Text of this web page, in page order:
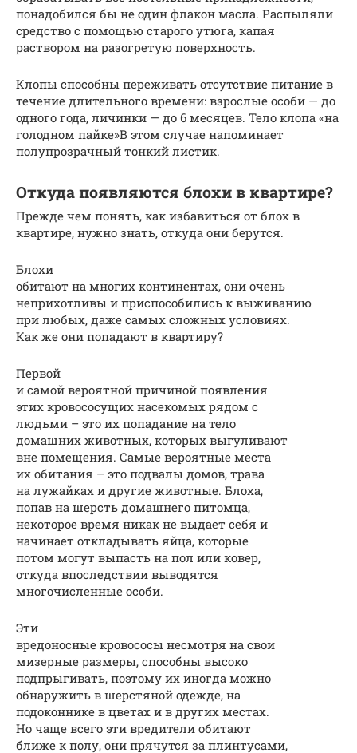
понадобился бы не один флакон масла. Распыляли
средство с помощью старого утюга, капая
раствором на разогретую поверхность.
Клопы способны переживать отсутствие питание в
течение длительного времени: взрослые особи — до
одного года, личинки — до 6 месяцев. Тело клопа «на
голодном пайке»В этом случае напоминает
полупрозрачный тонкий листик.
Откуда появляются блохи в квартире?
Прежде чем понять, как избавиться от блох в
квартире, нужно знать, откуда они берутся.
Блохи
обитают на многих континентах, они очень
неприхотливы и приспособились к выживанию
при любых, даже самых сложных условиях.
Как же они попадают в квартиру?
Первой
и самой вероятной причиной появления
этих кровососущих насекомых рядом с
людьми – это их попадание на тело
домашних животных, которых выгуливают
вне помещения. Самые вероятные места
их обитания – это подвалы домов, трава
на лужайках и другие животные. Блоха,
попав на шерсть домашнего питомца,
некоторое время никак не выдает себя и
начинает откладывать яйца, которые
потом могут выпасть на пол или ковер,
откуда впоследствии выводятся
многочисленные особи.
Эти
вредоносные кровососы несмотря на свои
мизерные размеры, способны высоко
подпрыгивать, поэтому их иногда можно
обнаружить в шерстяной одежде, на
подоконнике в цветах и в других местах.
Но чаще всего эти вредители обитают
ближе к полу, они прячутся за плинтусами,